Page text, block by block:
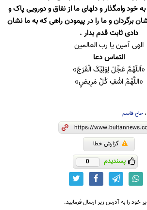
خود وامگذار و دلهای ما از نفاق و دورویی پاک و
برگردان و ما را در پیمودن راهی که به ما نشان
دادی ثابت قدم بدار .
الهی آمین یا رب العالمین
التماس دعا
«اَللّهُمَّ عَجِّلْ لِوَلِيِّکَ الْفَرَجَ»
«اللَّهُمَّ اشْفِ کُلَّ مَرِیضٍ»
، حاج قاسم
گزارش خطا
پسندیدم 0
خود را به آدرس زیر ارسال فرمایید.